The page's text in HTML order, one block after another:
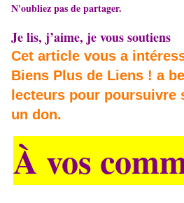
N'oubliez pas de partager.
Je lis, j’aime, je vous soutiens
Cet article vous a
Biens Plus de Liens ! a
lecteurs pour poursuivre
un don.
À vos